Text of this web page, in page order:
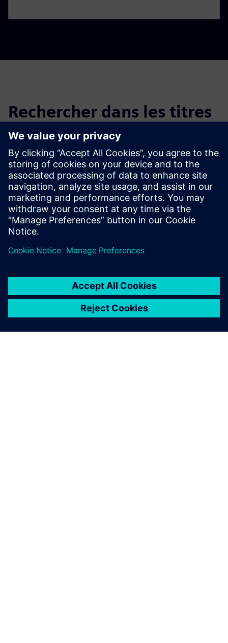
Rechercher dans les titres
Filtrez les titres des actualités et des communiqués de
presse précédents.
Global news portal
Get the latest global press releases, press feature, images and